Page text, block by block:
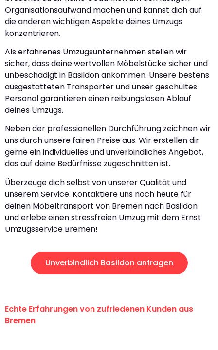
Organisationsaufwand machen und kannst dich auf
die anderen wichtigen Aspekte deines Umzugs
konzentrieren.
Als erfahrenes Umzugsunternehmen stellen wir
sicher, dass deine wertvollen Möbelstücke sicher und
unbeschädigt in Basildon ankommen. Unsere bestens
ausgestatteten Transporter und unser geschultes
Personal garantieren einen reibungslosen Ablauf
deines Umzugs.
Neben der professionellen Durchführung zeichnen wir
uns durch unsere fairen Preise aus. Wir erstellen dir
gerne ein individuelles und unverbindliches Angebot,
das auf deine Bedürfnisse zugeschnitten ist.
Überzeuge dich selbst von unserer Qualität und
unserem Service. Kontaktiere uns noch heute für
deinen Möbeltransport von Bremen nach Basildon
und erlebe einen stressfreien Umzug mit dem Ernst
Umzugsservice Bremen!
Unverbindlich Basildon anfragen
Echte Erfahrungen von zufriedenen Kunden aus
Bremen